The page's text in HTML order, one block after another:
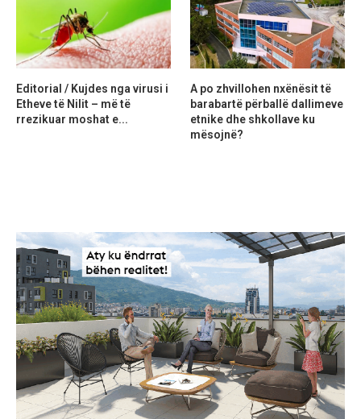
Editorial / Kujdes nga virusi i
Etheve të Nilit – më të
rrezikuar moshat e...
A po zhvillohen nxënësit të
barabartë përballë dallimeve
etnike dhe shkollave ku
mësojnë?